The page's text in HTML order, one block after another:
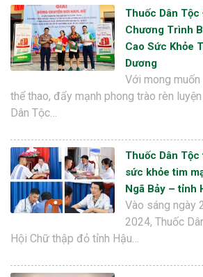
Thuốc Dân
Chương Trình
Cao Sức Khỏe
Dương
Với mong
thể thao, đẩy mạnh phong trào rèn
Dân Tộc…
Thuốc Dân
sức khỏe tim
Ngã Bảy – tỉnh
Vào sáng ngày
2024, Thuốc
Hội Chữ thập đỏ tỉnh Hậu…